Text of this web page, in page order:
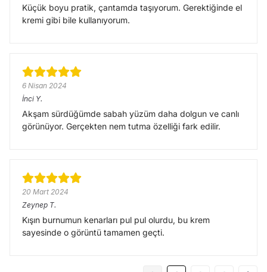
Küçük boyu pratik, çantamda taşıyorum. Gerektiğinde el
kremi gibi bile kullanıyorum.
6 Nisan 2024
İnci Y.
Akşam sürdüğümde sabah yüzüm daha dolgun ve canlı
görünüyor. Gerçekten nem tutma özelliği fark edilir.
20 Mart 2024
Zeynep T.
Kışın burnumun kenarları pul pul olurdu, bu krem
sayesinde o görüntü tamamen geçti.